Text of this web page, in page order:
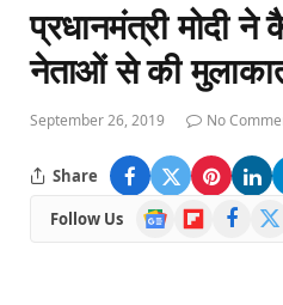
प्रधानमंत्री मोदी
नेताओं से की
September 26, 2019 No
Share
Follow Us
Google
News
FlipboardFacebook